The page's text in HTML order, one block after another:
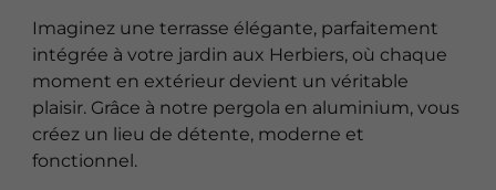
Imaginez une terrasse élégante, parfaitement
intégrée à votre jardin aux Herbiers, où chaque
moment en extérieur devient un véritable
plaisir. Grâce à notre pergola en aluminium, vous
créez un lieu de détente, moderne et
fonctionnel.